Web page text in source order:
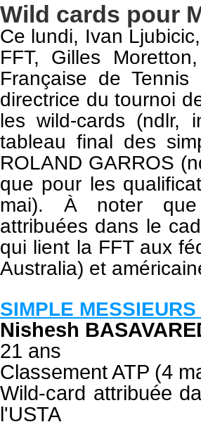
Wild cards pour
Ce lundi, Ivan
FFT, Gilles
Française de
directrice du tournoi
les wild-cards (ndlr,
tableau final des
ROLAND GARROS
que pour les
mai). À noter que
attribuées dans le
qui lient la FFT aux
Australia) et
SIMPLE
Nishesh
21 ans
Classement ATP (4
Wild-card attribuée
l'USTA